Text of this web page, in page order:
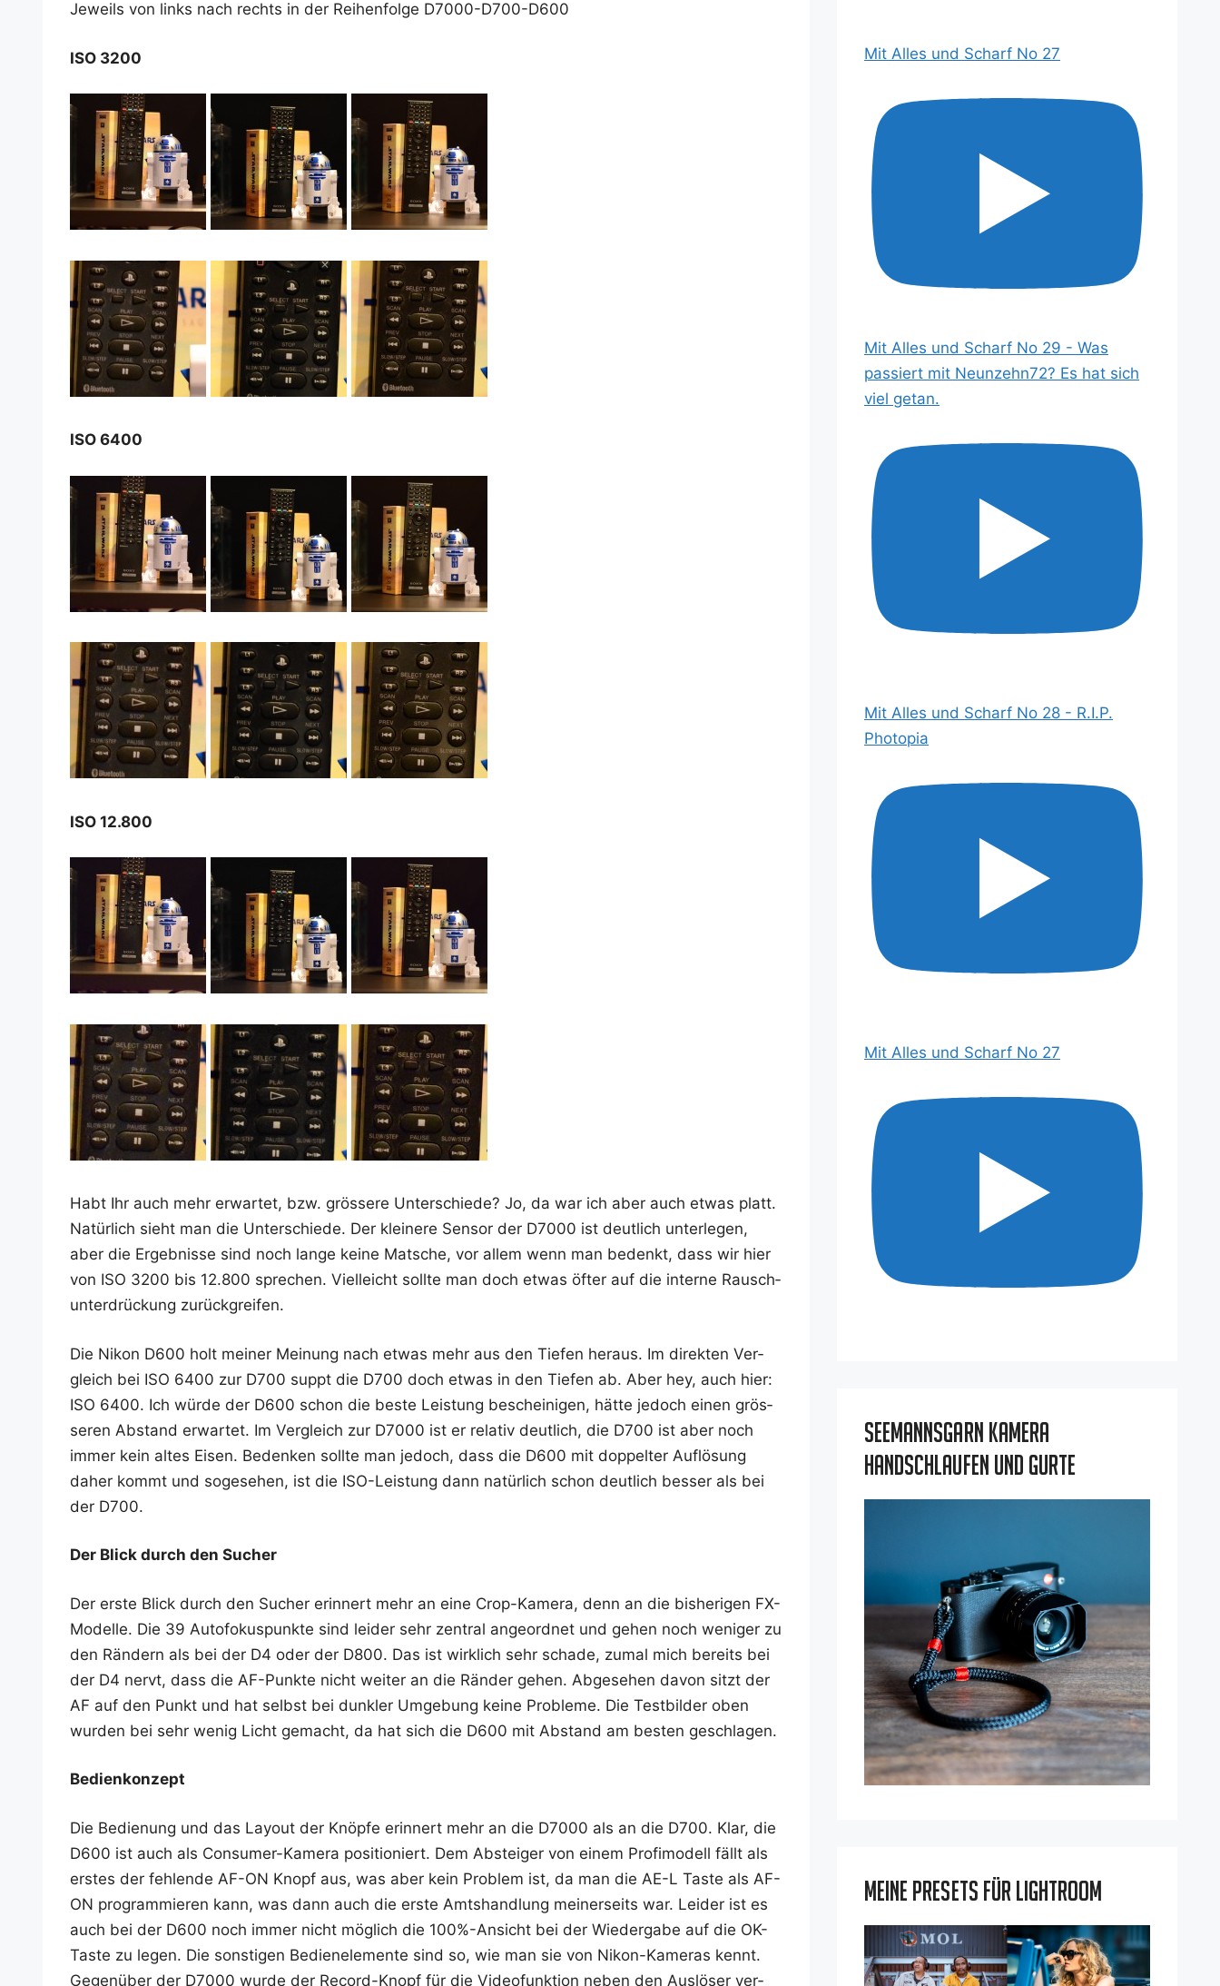
Jeweils von links nach rechts in der Rei­hen­fol­ge D7000-D700-D600
ISO 3200
ISO 6400
ISO 12.800
Habt Ihr auch mehr erwar­tet, bzw. grös­se­re Unter­schie­de? Jo, da war ich aber auch etwas platt.
Natür­lich sieht man die Unter­schie­de. Der klei­ne­re Sen­sor der D7000 ist deut­lich unter­le­gen,
aber die Ergeb­nis­se sind noch lan­ge kei­ne Mat­sche, vor allem wenn man bedenkt, dass wir hier
von ISO 3200 bis 12.800 spre­chen. Viel­leicht soll­te man doch etwas öfter auf die inter­ne Rausch­
un­ter­drü­ckung zurückgreifen.
Die Nikon D600 holt mei­ner Mei­nung nach etwas mehr aus den Tie­fen her­aus. Im direk­ten Ver­
gleich bei ISO 6400 zur D700 sup­pt die D700 doch etwas in den Tie­fen ab. Aber hey, auch hier:
ISO 6400. Ich wür­de der D600 schon die bes­te Leis­tung beschei­ni­gen, hät­te jedoch einen grös­
se­ren Abstand erwar­tet. Im Ver­gleich zur D7000 ist er rela­tiv deut­lich, die D700 ist aber noch
immer kein altes Eisen. Beden­ken soll­te man jedoch, dass die D600 mit dop­pel­ter Auf­lö­sung
daher kommt und soge­se­hen, ist die ISO-Leis­tung dann natür­lich schon deut­lich bes­ser als bei
der D700.
Der Blick durch den Sucher
Der ers­te Blick durch den Sucher erin­nert mehr an eine Crop-Kame­ra, denn an die bis­he­ri­gen FX-
Model­le. Die 39 Auto­fo­kus­punk­te sind lei­der sehr zen­tral ange­ord­net und gehen noch weni­ger zu
den Rän­dern als bei der D4 oder der D800. Das ist wirk­lich sehr scha­de, zumal mich bereits bei
der D4 nervt, dass die AF-Punk­te nicht wei­ter an die Rän­der gehen. Abge­se­hen davon sitzt der
AF auf den Punkt und hat selbst bei dunk­ler Umge­bung kei­ne Pro­ble­me. Die Test­bil­der oben
wur­den bei sehr wenig Licht gemacht, da hat sich die D600 mit Abstand am bes­ten geschlagen.
Bedien­kon­zept
Die Bedie­nung und das Lay­out der Knöp­fe erin­nert mehr an die D7000 als an die D700. Klar, die
D600 ist auch als Con­su­mer-Kame­ra posi­tio­niert. Dem Abstei­ger von einem Pro­fi­mo­dell fällt als
ers­tes der feh­len­de AF-ON Knopf aus, was aber kein Pro­blem ist, da man die AE-L Tas­te als AF-
ON pro­gram­mie­ren kann, was dann auch die ers­te Amts­hand­lung mei­ner­seits war. Lei­der ist es
auch bei der D600 noch immer nicht mög­lich die 100%-Ansicht bei der Wie­der­ga­be auf die OK-
Tas­te zu legen. Die sons­ti­gen Bedien­ele­men­te sind so, wie man sie von Nikon-Kame­ras kennt.
Gegen­über der D7000 wur­de der Record-Knopf für die Video­funk­ti­on neben den Aus­lö­ser ver­
Mit Alles und Scharf No 27
Mit Alles und Scharf No 29 - Was
passiert mit Neunzehn72? Es hat sich
viel getan.
Mit Alles und Scharf No 28 - R.I.P.
Photopia
Mit Alles und Scharf No 27
Seemannsgarn Kamera
Handschlaufen und Gurte
Meine Presets für Lightroom